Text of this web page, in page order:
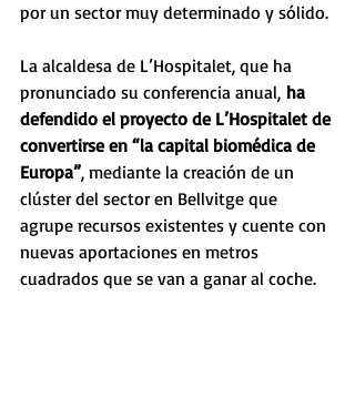
por un sector muy determinado y sólido.
La alcaldesa de L’Hospitalet, que ha
pronunciado su conferencia anual, ha
defendido el proyecto de L’Hospitalet de
convertirse en “la capital biomédica de
Europa”, mediante la creación de un
clúster del sector en Bellvitge que
agrupe recursos existentes y cuente con
nuevas aportaciones en metros
cuadrados que se van a ganar al coche.